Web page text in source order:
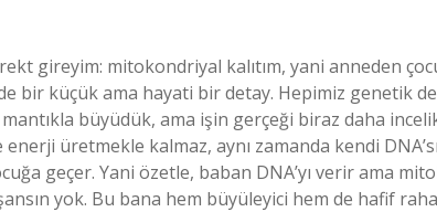
gireyim: mitokondriyal kalıtım, yani anneden
bir küçük ama hayati bir detay. Hepimiz genetik
büyüdük, ama işin gerçeği biraz daha
üretmekle kalmaz, aynı zamanda kendi
geçer. Yani özetle, baban DNA’yı verir ama
yok. Bu bana hem büyüleyici hem de hafif